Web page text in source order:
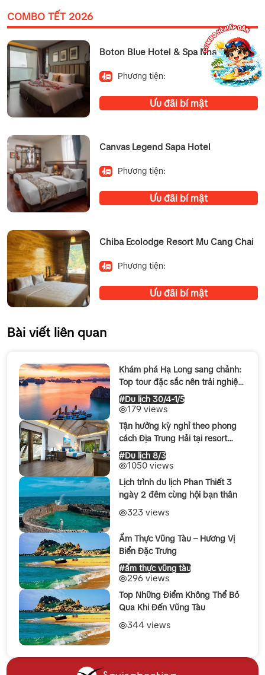
COMBO TẾT 2026
Boton Blue Hotel & Spa Nha Trang
Phương tiện:
Ưu đãi bí mật
Canvas Legend Sapa Hotel
Phương tiện:
Ưu đãi bí mật
Chiba Ecolodge Resort Mu Cang Chai
Phương tiện:
Ưu đãi bí mật
Bài viết liên quan
Khám phá Hạ Long sang chảnh:
Top tour đặc sắc nên trải nghiệm
dịp 30/4 – 1/5 2026
#Du lịch 30/4-1/5
179 views
Tận hưởng kỳ nghỉ theo phong
cách Địa Trung Hải tại resort
Stelia Beach Phú Yên Lễ 8/3
2026
#Du lịch 8/3
1050 views
Lịch trình du lịch Phan Thiết 3
ngày 2 đêm cùng hội bạn thân
323 views
Ẩm Thực Vũng Tàu – Hương Vị
Biển Đặc Trưng
#ẩm thực vũng tàu
296 views
Top Những Điểm Không Thể Bỏ
Qua Khi Đến Vũng Tàu
344 views